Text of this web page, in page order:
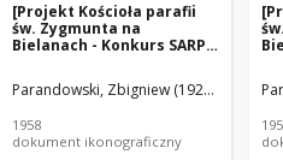
[Projekt Kościoła parafii
św. Zygmunta na
Bielanach - Konkurs SARP
wyróżnienie II stopnia].
[Zdj. 10], [Konstrukcja
Parandowski, Zbigniew (1929?-2017).
1958
dokument ikonograficzny